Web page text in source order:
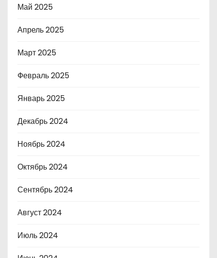
Май 2025
Апрель 2025
Март 2025
Февраль 2025
Январь 2025
Декабрь 2024
Ноябрь 2024
Октябрь 2024
Сентябрь 2024
Август 2024
Июль 2024